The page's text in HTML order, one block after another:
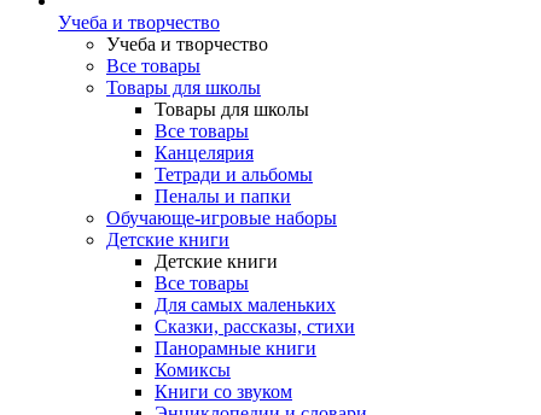
Учеба и творчество
Учеба и творчество
Все товары
Товары для школы
Товары для школы
Все товары
Канцелярия
Тетради и альбомы
Пеналы и папки
Обучающе-игровые наборы
Детские книги
Детские книги
Все товары
Для самых маленьких
Сказки, рассказы, стихи
Панорамные книги
Комиксы
Книги со звуком